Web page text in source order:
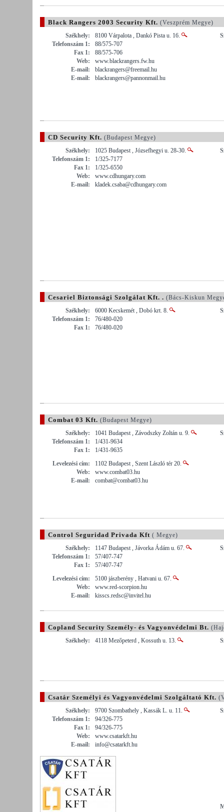
Black Rangers 2003 Security Kft. (Veszprém Megye)
Székhely:
8100 Várpalota , Dankó Pista u. 16.
Telefonszám 1:
88/575-707
Fax 1:
88/575-706
Web:
www.blackrangers.fw.hu
E-mail:
blackrangers@freemail.hu
E-mail:
blackrangers@pannonmail.hu
CD Security Kft. (Budapest Megye)
Székhely:
1025 Budapest , Józsefhegyi u. 28-30.
Telefonszám 1:
1/325-7177
Fax 1:
1/325-6550
Web:
www.cdhungary.com
E-mail:
kladek.csaba@cdhungary.com
Cesariel Biztonsági Szolgálat Kft. . (Bács-Kiskun
Székhely:
6000 Kecskemét , Dobó krt. 8.
Telefonszám 1:
76/480-020
Fax 1:
76/480-020
Combat 03 Kft. (Budapest Megye)
Székhely:
1041 Budapest , Závodszky Zoltán u. 9.
Telefonszám 1:
1/431-9634
Fax 1:
1/431-9635
Levelezési cím:
1102 Budapest , Szent László tér 20.
Web:
www.combat03.hu
E-mail:
combat@combat03.hu
Control Seguridad Privada Kft ( Megye)
Székhely:
1147 Budapest , Jávorka Ádám u. 67.
Telefonszám 1:
57/407-747
Fax 1:
57/407-747
Levelezési cím:
5100 jászberény , Hatvani u. 67.
Web:
www.red-scorpion.hu
E-mail:
kisscs.redsc@invitel.hu
Copland Security Személy- és Vagyonvédelmi Bt.
Székhely:
4118 Mezőpeterd , Kossuth u. 13.
Csatár Személyi és Vagyonvédelmi Szolgáltató Kft.
Székhely:
9700 Szombathely , Kassák L. u. 11.
Telefonszám 1:
94/326-775
Fax 1:
94/326-775
Web:
www.csatarkft.hu
E-mail:
info@csatarkft.hu